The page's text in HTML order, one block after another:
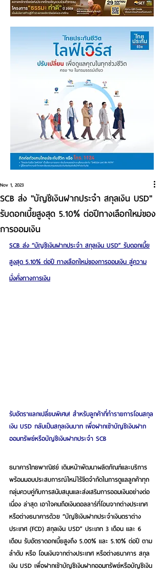
SCB ส่ง "บัญชีเงินฝากประจำ สกุลเงิน USD"
รับดอกเบี้ยสูงสุด 5.10% ต่อปีทางเลือกใหม่ของ
การออมเงิน
Nov 1, 2023
SCB ส่ง “บัญชีเงินฝากประจำ สกุลเงิน USD” รับดอกเบี้ย
สูงสุด 5.10% ต่อปี ทางเลือกใหม่ของการออมเงิน สู่ความ
มั่งคั่งทางการเงิน
รับอัตราแลกเปลี่ยนพิเศษ! สำหรับลูกค้าที่ทำรายการโอนสกุล
เงิน USD กลับเป็นสกุลเงินบาท เพื่อฝากเข้าบัญชีเงินฝาก
ออมทรัพย์หรือบัญชีเงินฝากประจำ SCB
ธนาคารไทยพาณิชย์ เดินหน้าพัฒนาผลิตภัณฑ์และบริการ
พร้อมมอบประสบการณ์ใหม่ไร้ขีดจำกัดในการดูแลลูกค้าทุก
กลุ่มควบคู่กับการสนับสนุนและส่งเสริมการออมเงินอย่างต่อ
เนื่อง ล่าสุด เอาใจคนถือเงินดอลลาร์ที่โอนจากต่างประเทศ
หรือต่างธนาคารด้วย “บัญชีเงินฝากประจำเงินตราต่าง
ประเทศ (FCD) สกุลเงิน USD” ประเภท 3 เดือน และ 6
เดือน รับอัตราดอกเบี้ยสูงถึง 5.00% และ 5.10% ต่อปี ตาม
ลำดับ หรือ โอนเงินจากต่างประเทศ หรือต่างธนาคาร สกุล
เงิน USD เพื่อฝากเข้าบัญชีเงินฝากออมทรัพย์หรือบัญชีเงิน